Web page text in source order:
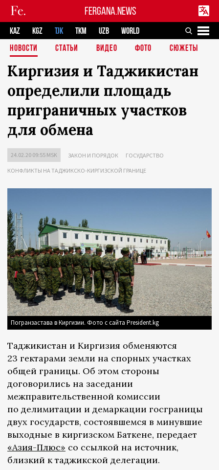
FERGANA.NEWS
KAZ KGZ TJK TKM UZB
WORLD
НОВОСТИ
СТАТЬИ ВИДЕО ФОТО СЮЖЕТЫ
Киргизия и Таджикистан
определили площадь
приграничных участков
для обмена
24.02.20 09:55 MSK ЗАКОН И ПОРЯДОК ГОСУДАРСТВО
КОНФЛИКТЫ НА ТАДЖИКСКО-КИРГИЗСКОЙ ГРАНИЦЕ
Погранзастава в Киргизии. Фото с сайта President.kg
Таджикистан и Киргизия обменяются
23 гектарами земли на спорных участках
общей границы. Об этом стороны
договорились на заседании
межправительственной комиссии
по делимитации и демаркации госграницы
двух государств, состоявшемся в минувшие
выходные в киргизском Баткене, передает
«Азия-Плюс» со ссылкой на источник,
близкий к таджикской делегации.